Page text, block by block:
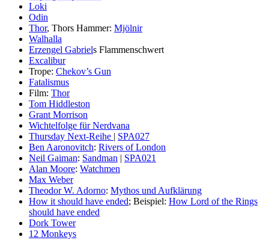
Loki
Odin
Thor, Thors Hammer: Mjölnir
Walhalla
Erzengel Gabriels Flammenschwert
Excalibur
Trope: Chekov’s Gun
Fatalismus
Film: Thor
Tom Hiddleston
Grant Morrison
Wichtelfolge für Nerdvana
Thursday Next-Reihe | SPA027
Ben Aaronovitch: Rivers of London
Neil Gaiman: Sandman | SPA021
Alan Moore: Watchmen
Max Weber
Theodor W. Adorno: Mythos und Aufklärung
How it should have ended; Beispiel: How Lord of the Rings
should have ended
Dork Tower
12 Monkeys